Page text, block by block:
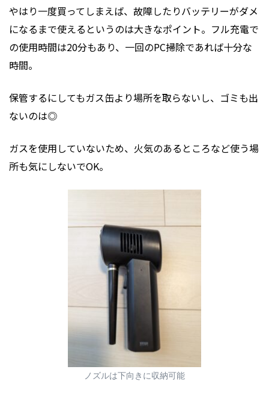
やはり一度買ってしまえば、故障したりバッテリーがダメ
になるまで使えるというのは大きなポイント。フル充電で
の使用時間は20分もあり、一回のPC掃除であれば十分な
時間。
保管するにしてもガス缶より場所を取らないし、ゴミも出
ないのは◎
ガスを使用していないため、火気のあるところなど使う場
所も気にしないでOK。
ノズルは下向きに収納可能